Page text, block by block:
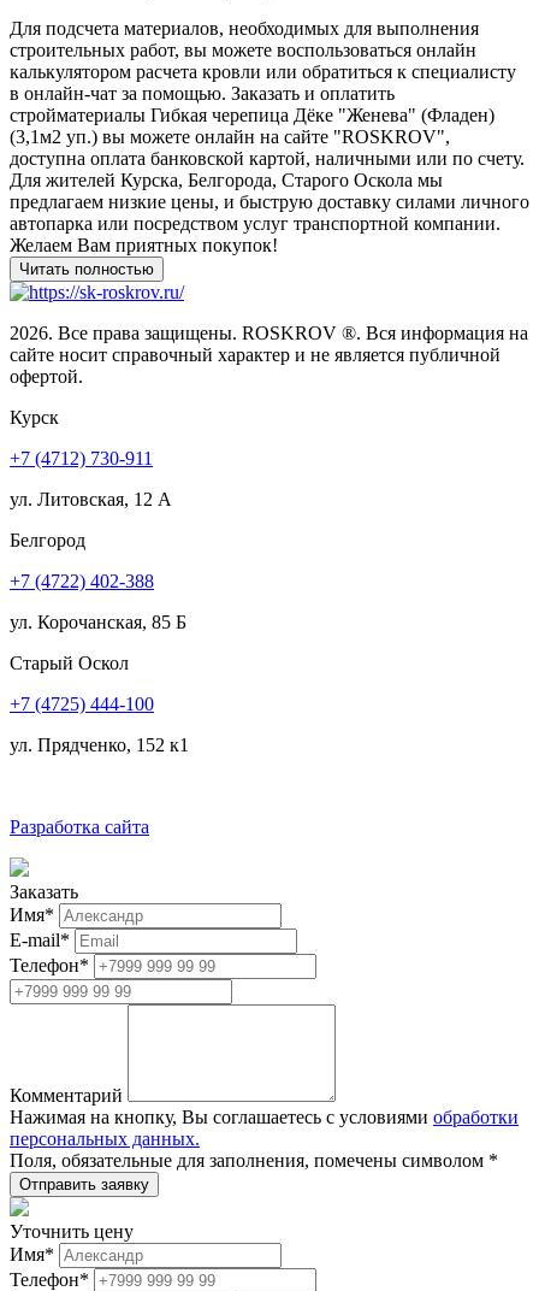
Для подсчета материалов, необходимых для выполнения
строительных работ, вы можете воспользоваться онлайн
калькулятором расчета кровли или обратиться к специалисту
в онлайн-чат за помощью. Заказать и оплатить
стройматериалы Гибкая черепица Дёке "Женева" (Фладен)
(3,1м2 уп.) вы можете онлайн на сайте "ROSKROV",
доступна оплата банковской картой, наличными или по счету.
Для жителей Курска, Белгорода, Старого Оскола мы
предлагаем низкие цены, и быструю доставку силами личного
автопарка или посредством услуг транспортной компании.
Желаем Вам приятных покупок!
2026. Все права защищены. ROSKROV ®. Вся информация на
сайте носит справочный характер и не является публичной
офертой.
Курск
+7 (4712) 730-911
ул. Литовская, 12 А
Белгород
+7 (4722) 402-388
ул. Корочанская, 85 Б
Старый Оскол
+7 (4725) 444-100
ул. Прядченко, 152 к1
Разработка сайта
Заказать
Имя*
E-mail*
Телефон*
Комментарий
Нажимая на кнопку, Вы соглашаетесь с условиями обработки
персональных данных.
Поля, обязательные для заполнения, помечены символом *
Уточнить цену
Имя*
Телефон*